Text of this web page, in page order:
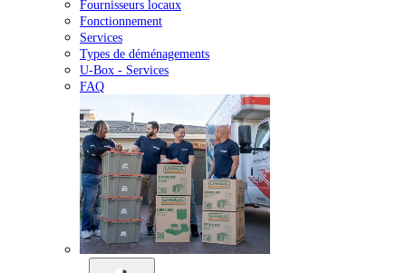
Fournisseurs locaux
Fonctionnement
Services
Types de déménagements
U-Box - Services
FAQ